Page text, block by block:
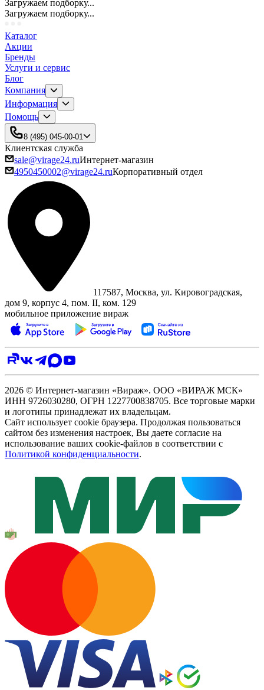
Загружаем подборку...
Загружаем подборку...
Каталог
Акции
Бренды
Услуги и сервис
Блог
Компания
Информация
Помощь
8 (495) 045-00-01
Клиентская служба
sale@virage24.ruИнтернет-магазин
4950450002@virage24.ruКорпоративный отдел
117587, Москва, ул. Кировоградская,
дом 9, корпус 4, пом. II, ком. 129
мобильное приложение вираж
2026 © Интернет-магазин «Вираж». ООО «ВИРАЖ МСК»
ИНН 9726030280, ОГРН 1227700838705. Все торговые марки
и логотипы принадлежат их владельцам.
Сайт использует cookie браузера. Продолжая пользоваться
сайтом без изменения настроек, Вы даете согласие на
использование ваших cookie-файлов в соответствии с
Политикой конфиденциальности.